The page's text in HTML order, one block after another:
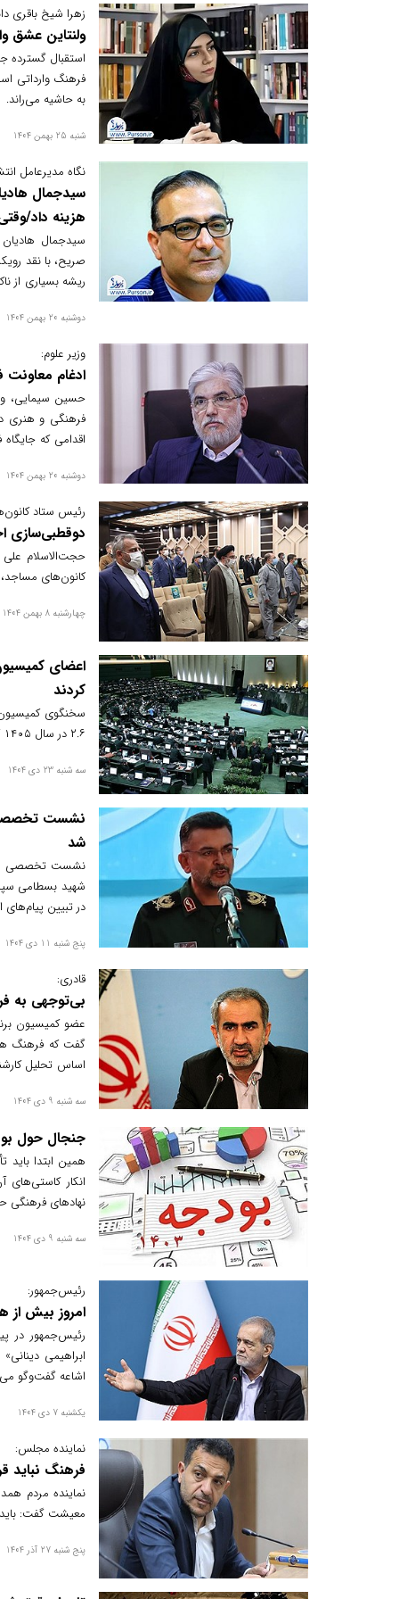
زهرا شیخ باقری
ولنتاین عشق
استقبال گسترده
فرهنگ وارداتی
به حاشیه می‌راند.
شنبه 25 بهمن 1404
نگاه مدیرعامل
سیدجمال
هزینه داد/
سیدجمال
صریح، با نقد
ریشه بسیاری از
تاریخی خود قرار
دوشنبه 20 بهمن 1404
وزیر علوم:
ادغام معاونت
حسین سیمایی،
فرهنگی و هنری
اقدامی که
دوشنبه 20 بهمن 1404
رئیس ستاد
دوقطبی‌سازی
حجت‌الاسلام
کانون‌های مساجد،
چهارشنبه 8 بهمن 1404
کردند
۲.۶ در سال ۱۴۰۵ کاهش پیدا کرده است که مورد نقد اعضای این کمیسیون قرار گرفت.
سه شنبه 23 دی 1404
نشست تخصصی
شد
نشست تخصصی
شهید بسطامی
در تبیین
پنج شنبه 11 دی 1404
قادری:
بی‌توجهی به
عضو کمیسیون
گفت که فرهنگ
اساس تحلیل
سه شنبه 9 دی 1404
جنجال حول
همین ابتدا باید
انکار
نهادهای
سه شنبه 9 دی 1404
رئیس‌جمهور:
امروز بیش از
رئیس‌جمهور در
ابراهیمی
اشاعه گفت‌وگو
یکشنبه 7 دی 1404
نماینده مجلس:
فرهنگ نباید
نماینده مردم
معیشت گفت:
پنج شنبه 27 آذر 1404